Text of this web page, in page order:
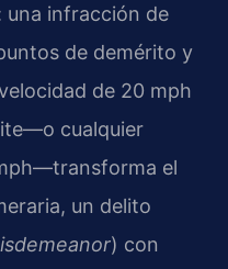
una infracción de
de demérito y
de 20 mph
cualquier
el
un delito
) con